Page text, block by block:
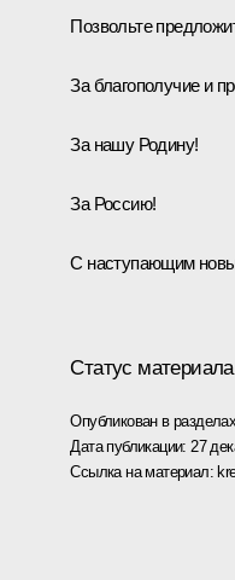
Позвольте
За благополучие и
За нашу Родину!
За Россию!
С наступающим
Статус материала
Опубликован в
Дата публикации: 27
Ссылка на материал: